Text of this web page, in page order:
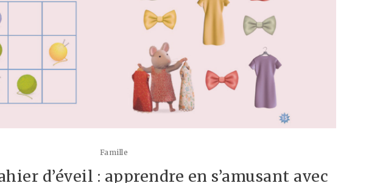
Famille
d’éveil : apprendre en s’amusant avec